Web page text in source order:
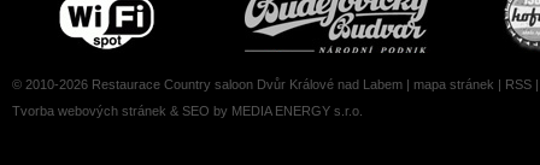
© 2010-2026 Restaurace Country saloon Dvůr Králové nad Labem | mapa stránek | RSS
Tvorba webových stránek & SEO by MEDIA ENERGY s.r.o.